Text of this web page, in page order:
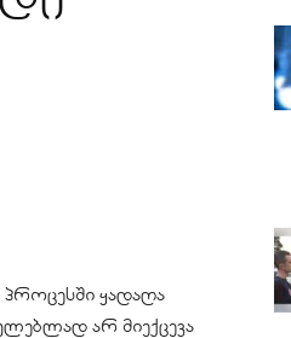
ყადაღა
არ მიექცევა